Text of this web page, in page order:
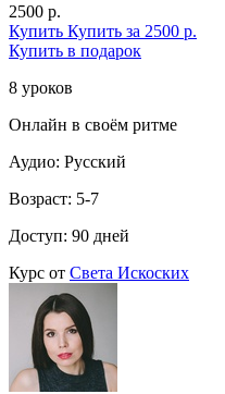
2500 р.
Купить Купить за 2500 р.
Купить в подарок
8 уроков
Онлайн в своём ритме
Аудио: Русский
Возраст: 5-7
Доступ: 90 дней
Курс от Света Искоских